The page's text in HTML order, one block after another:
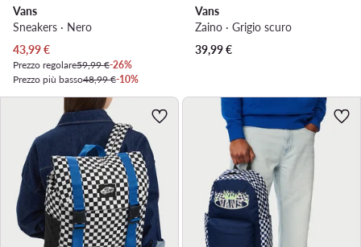
Vans
Sneakers · Nero
Prezzo attuale
43,99€
Prezzo regolare59,99 €-26%
Prezzo più basso48,99 €-10%
Vans
Zaino · Grigio scuro
39,99€